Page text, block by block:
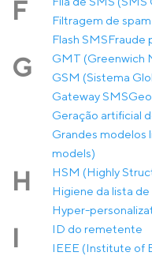
F
Filtragem de
Flash SMSFraude
G
GMT (Greenwich
GSM (Sistema
Gateway SMS
Geração artificial
Grandes modelos
models)
H HSM (Highly
Higiene da lista
Hyper-
I
ID do remetente
IEEE (Institute of